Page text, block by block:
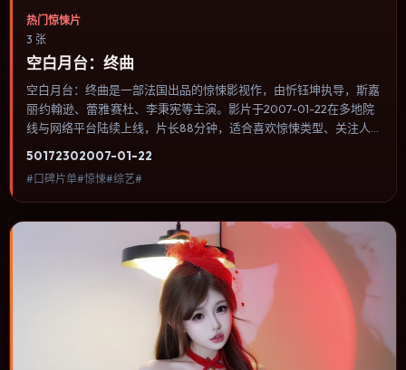
热门惊悚片
3 张
空白月台：终曲
空白月台：终曲是一部法国出品的惊悚影视作，由忻钰坤执导，斯嘉
丽·约翰逊、蕾雅·赛杜、李秉宪等主演。影片于2007-01-22在多地院
线与网络平台陆续上线，片长88分钟，适合喜欢惊悚类型、关注人
听语言统一，可作为休闲观影或类型片补片的选择。
50172302007-01-22
#口碑片单#惊悚#综艺#